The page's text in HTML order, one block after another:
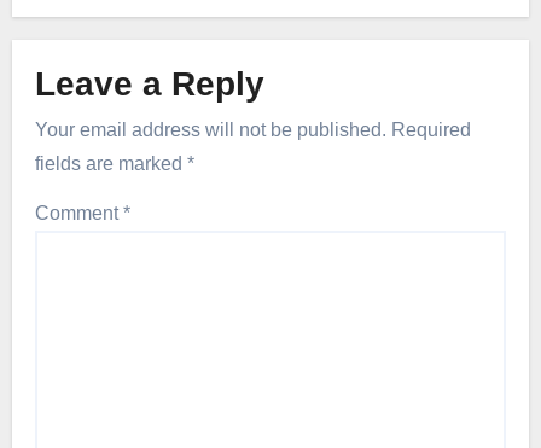
Leave a Reply
Your email address will not be published. Required
fields are marked *
Comment*